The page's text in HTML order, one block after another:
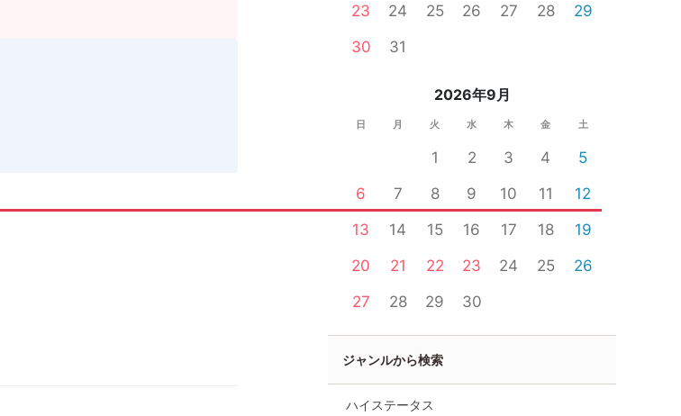
23
24 25 26 27 28
29
30
31
2026年9月
日 月 火 水 木 金 土
1 2 3 4
5
6
7 8 9 10 11
12
13
14 15 16 17 18
19
20
21 22 23 24 25
26
27
28 29 30
ジャンルから検索
ハイステータス